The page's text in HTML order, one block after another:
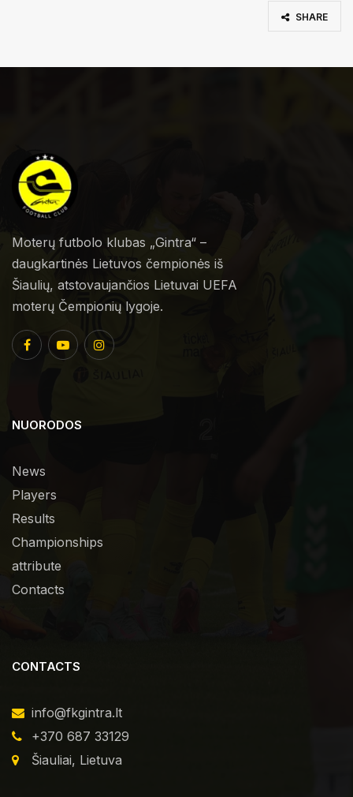
SHARE
Moterų futbolo klubas „Gintra“ –
daugkartinės Lietuvos čempionės iš
Šiaulių, atstovaujančios Lietuvai UEFA
moterų Čempionių lygoje.
NUORODOS
News
Players
Results
Championships
attribute
Contacts
CONTACTS
info@fkgintra.lt
+370 687 33129
Šiauliai, Lietuva